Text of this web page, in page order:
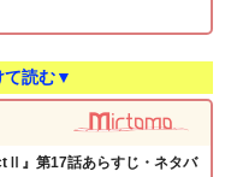
て読む▼
』第17話あらすじ・ネタバ